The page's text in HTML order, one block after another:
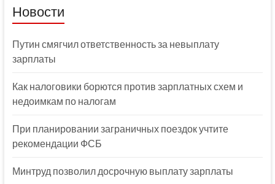
Новости
Путин смягчил ответственность за невыплату
зарплаты
Как налоговики борются против зарплатных схем и
недоимкам по налогам
При планировании заграничных поездок учтите
рекомендации ФСБ
Минтруд позволил досрочную выплату зарплаты